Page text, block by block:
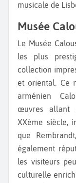
musicale de
Musée
Le Musée Calouste Gulbenkian est l'un des musées
les plus
collection
et oriental. Ce
arménien
œuvres allant
XXème siècle,
que
également
les visiteurs
culturelle